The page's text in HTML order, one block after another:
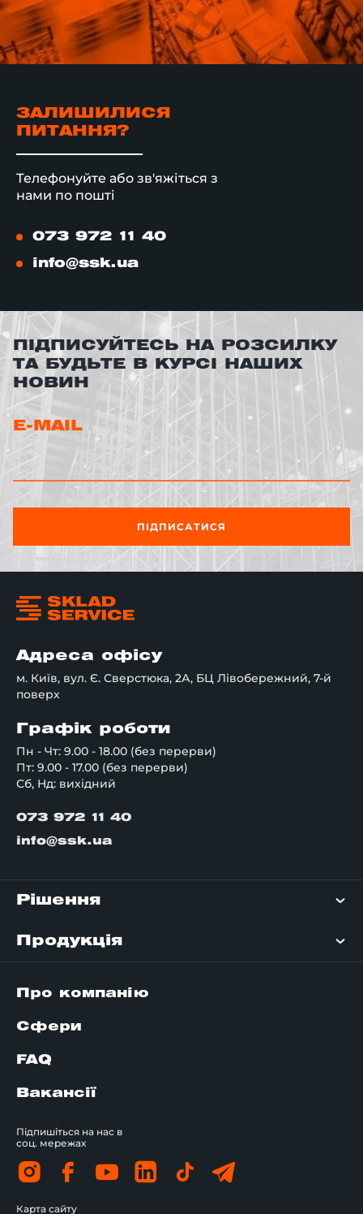
ЗАЛИШИЛИСЯ
ПИТАННЯ?
Телефонуйте або зв'яжіться з
нами по пошті
073 972 11 40
info@ssk.ua
ПІДПИСУЙТЕСЬ НА РОЗСИЛКУ
ТА БУДЬТЕ В КУРСІ НАШИХ
НОВИН
E-MAIL
ПІДПИСАТИСЯ
Адреса офісу
м. Київ, вул. Є. Сверстюка, 2А, БЦ Лівобережний, 7-й
поверх
Графік роботи
Пн - Чт: 9.00 - 18.00 (без перерви)
Пт: 9.00 - 17.00 (без перерви)
Сб, Нд: вихідний
073 972 11 40
info@ssk.ua
Рішення
Продукція
Про компанію
Сфери
FAQ
Вакансії
Підпишіться на нас в
соц. мережах
Карта сайту